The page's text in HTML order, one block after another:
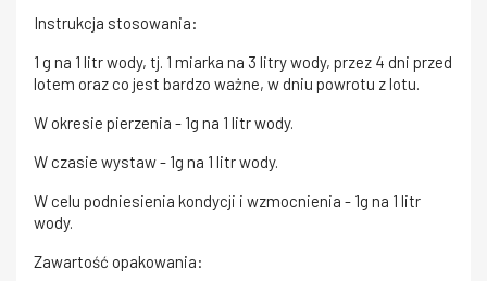
Instrukcja stosowania:
1 g na 1 litr wody, tj. 1 miarka na 3 litry wody, przez 4 dni przed
lotem oraz co jest bardzo ważne, w dniu powrotu z lotu.
W okresie pierzenia - 1g na 1 litr wody.
W czasie wystaw - 1g na 1 litr wody.
W celu podniesienia kondycji i wzmocnienia - 1g na 1 litr
wody.
Zawartość opakowania: